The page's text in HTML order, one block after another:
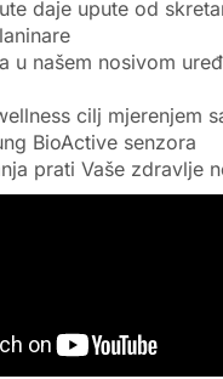
daje upute od
u našem nosivom
cilj mjerenjem
BioActive senzora
prati Vaše zdravlje